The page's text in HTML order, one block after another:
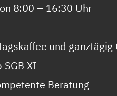
8:00 – 16:30 Uhr
und
XI
Beratung